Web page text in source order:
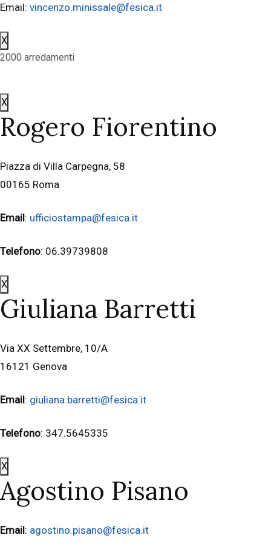
Email: vincenzo.minissale@fesica.it
X
2000 arredamenti
X
Rogero Fiorentino
Piazza di Villa Carpegna, 58
00165 Roma
Email: ufficiostampa@fesica.it
Telefono: 06.39739808
X
Giuliana Barretti
Via XX Settembre, 10/A
16121 Genova
Email: giuliana.barretti@fesica.it
Telefono: 347.5645335
X
Agostino Pisano
Email: agostino.pisano@fesica.it